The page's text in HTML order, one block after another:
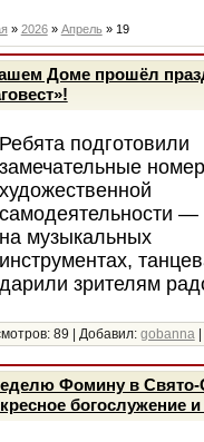
» 2026 » Апрель » 19
Доме прошёл
Ребята подготовили
замечательные
художественной
самодеятельности —
на музыкальных
инструментах,
дарили зрителям
89 Добавил: gobanna|
Фомину в Свято-
богослужение